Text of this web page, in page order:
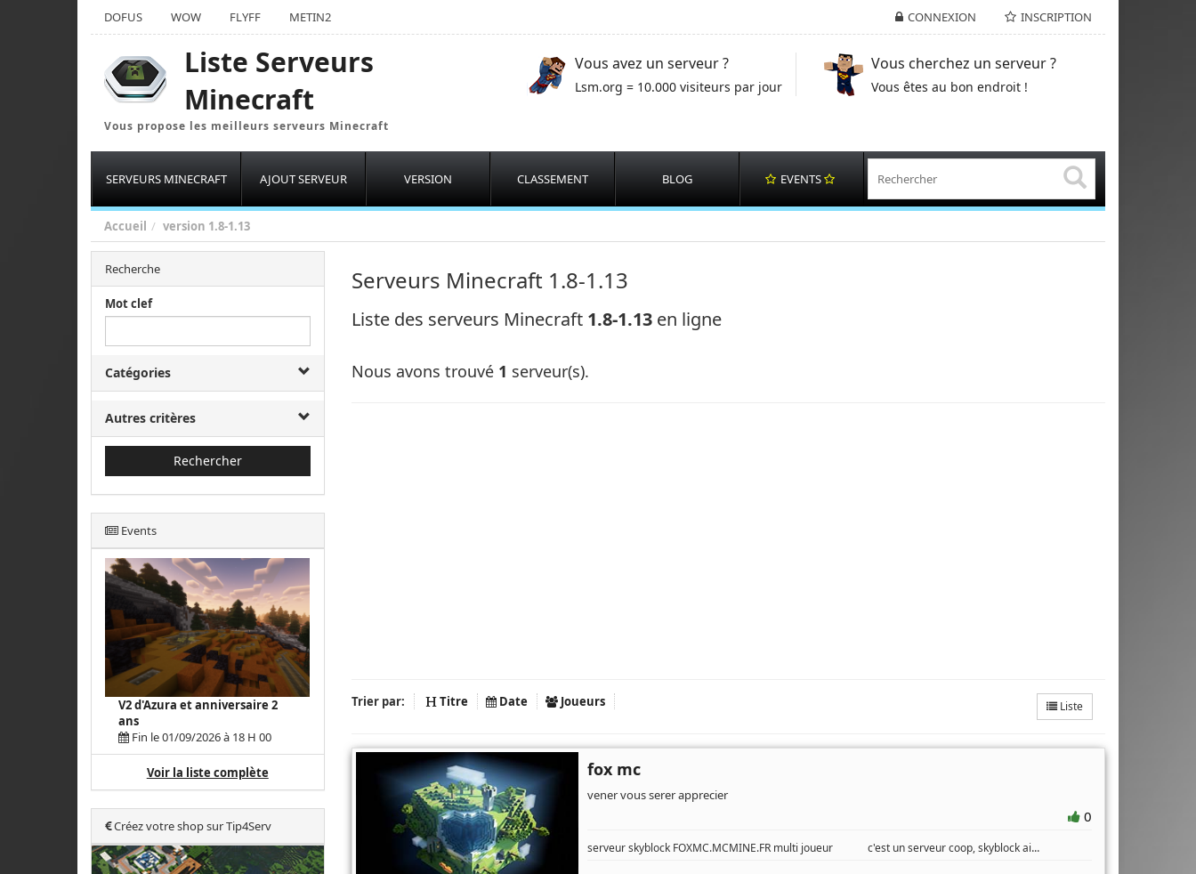
CONNEXION INSCRIPTION
DOFUS WOW FLYFF METIN2
Liste Serveurs
Minecraft
Vous propose les meilleurs serveurs Minecraft
Vous avez un serveur ?
Lsm.org = 10.000 visiteurs par jour
Vous cherchez un serveur ?
Vous êtes au bon endroit !
SERVEURS MINECRAFT AJOUT SERVEUR VERSION CLASSEMENT BLOG EVENTS
Accueil version 1.8-1.13
Recherche
Mot clef
Catégories
Autres critères
Rechercher
Events
V2 d'Azura et anniversaire 2
ans
Fin le 01/09/2026 à 18 H 00
Voir la liste complète
Créez votre shop sur Tip4Serv
Serveurs Minecraft 1.8-1.13
Liste des serveurs Minecraft 1.8-1.13en ligne
Nous avons trouvé 1 serveur(s).
Trier par: Titre Date Joueurs Liste
fox mc
vener vous serer apprecier
0
serveur skyblock FOXMC.MCMINE.FR multi joueur c'est un serveur coop, skyblock ai...